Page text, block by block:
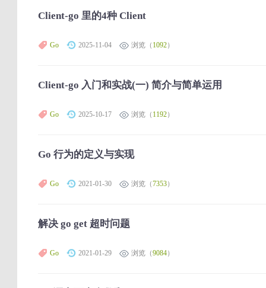
Client-go 里的4种 Client
Go 2025-11-04 浏览（ 1092）
Client-go 入门和实战(一) 简介与简单运用
Go 2025-10-17 浏览（ 1192）
Go 行为的定义与实现
Go 2021-01-30 浏览（7353）
解决 go get 超时问题
Go 2021-01-29 浏览（9084）